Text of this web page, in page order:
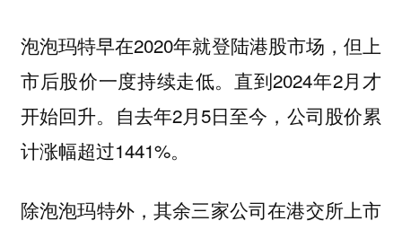
泡泡玛特早在2020年就登陆港股市场，但上
市后股价一度持续走低。直到2024年2月才
开始回升。自去年2月5日至今，公司股价累
计涨幅超过1441%。
除泡泡玛特外，其余三家公司在港交所上市